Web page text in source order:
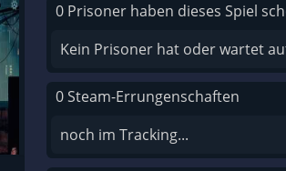
0 Prisoner haben dieses Spiel
Kein Prisoner hat oder wartet
0 Steam-Errungenschaften
noch im Tracking...